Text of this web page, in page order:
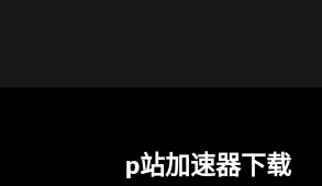
p站加速器下载